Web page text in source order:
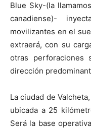
Blue Sky-(la
canadiense)-
movilizantes en el
extraerá, con su
otras perforaciones
dirección
La ciudad de
ubicada a 25
Será la base